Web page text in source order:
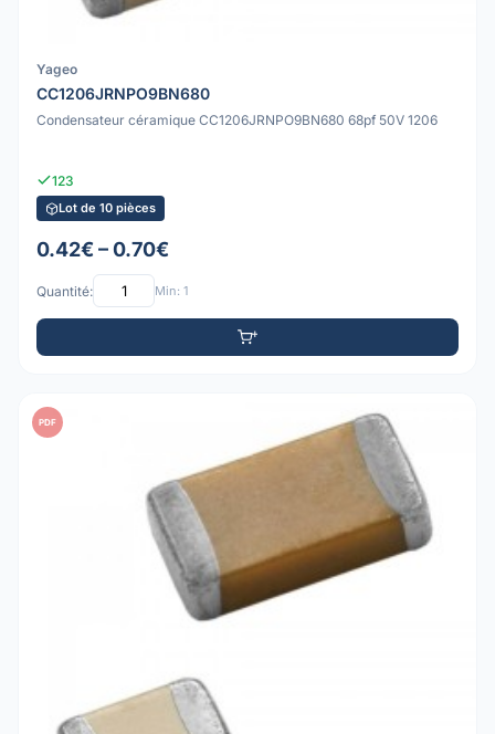
Yageo
CC1206JRNPO9BN680
Condensateur céramique CC1206JRNPO9BN680 68pf 50V 1206
123
Lot de 10 pièces
0.42€ – 0.70€
Quantité: Min: 1
PDF